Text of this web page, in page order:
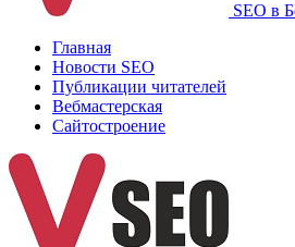
SEO в
Главная
Новости SEO
Публикации читателей
Вебмастерская
Сайтостроение